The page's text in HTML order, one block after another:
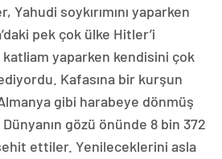
Yahudi soykırımını yaparken
pek çok ülke Hitler’i
yaparken kendisini çok
Kafasına bir kurşun
gibi harabeye dönmüş
Dünyanın gözü önünde 8 bin 372
ettiler. Yenileceklerini asla